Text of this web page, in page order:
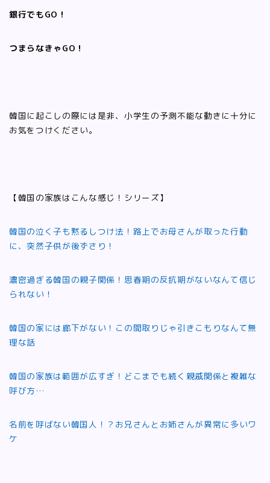
銀行でもGO！
つまらなきゃGO！
韓国に起こしの際には是非、小学生の予測不能な動きに十分に
お気をつけください。
【韓国の家族はこんな感じ！シリーズ】
韓国の泣く子も黙るしつけ法！路上でお母さんが取った行動
に、突然子供が後ずさり！
濃密過ぎる韓国の親子関係！思春期の反抗期がないなんて信じ
られない！
韓国の家には廊下がない！この間取りじゃ引きこもりなんて無
理な話
韓国の家族は範囲が広すぎ！どこまでも続く親戚関係と複雑な
呼び方…
名前を呼ばない韓国人！？お兄さんとお姉さんが異常に多いワ
ケ